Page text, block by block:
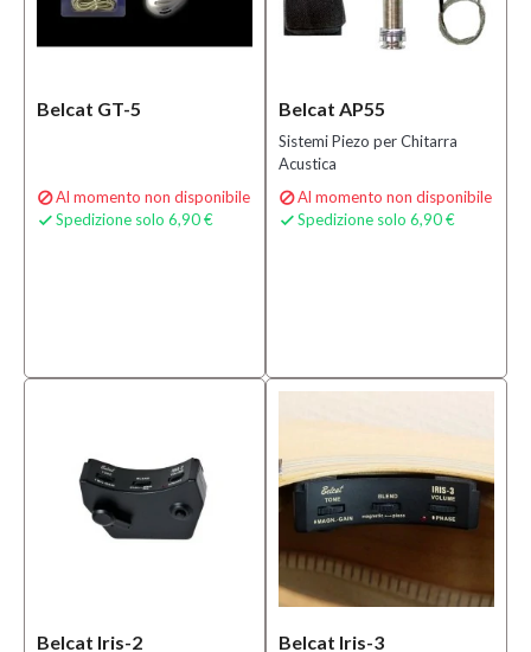
Belcat GT-5
Al momento non disponibile
 Spedizione solo 6,90 €
Belcat AP55
Sistemi Piezo per Chitarra
Acustica
Al momento non disponibile
 Spedizione solo 6,90 €
Belcat Iris-2 Belcat Iris-3